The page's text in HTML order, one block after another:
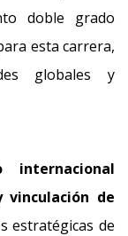
doble grado
esta carrera,
globales y
de
estratégicas de